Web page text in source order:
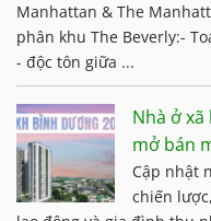
Manhattan & The
phân khu The Beverly:-
- độc tôn giữa ...
Nhà ở
mở bán
Cập nhật
chiến